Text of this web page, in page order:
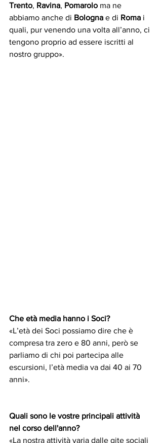
Trento, Ravina, Pomarolo ma ne
abbiamo anche di Bologna e di Roma i
quali, pur venendo una volta all’anno, ci
tengono proprio ad essere iscritti al
nostro gruppo».
Che età media hanno i Soci?
«L’età dei Soci possiamo dire che è
compresa tra zero e 80 anni, però se
parliamo di chi poi partecipa alle
escursioni, l’età media va dai 40 ai 70
anni».
Quali sono le vostre principali attività
nel corso dell'anno?
«La nostra attività varia dalle gite sociali